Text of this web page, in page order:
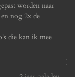
worden naar
nog 2x de
die kan ik mee